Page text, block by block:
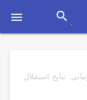
 search
نتایج استقلال